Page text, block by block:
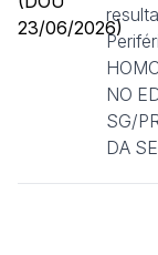
NO
SG/
DA